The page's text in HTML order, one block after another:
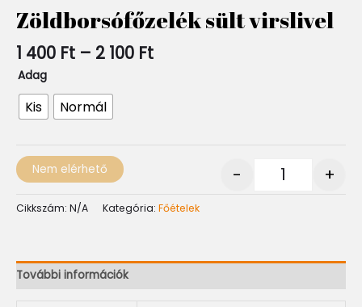
Zöldborsófőzelék sült virslivel
1 400 Ft – 2 100 Ft
400 Ft
-
2
Adag
Kis Normál
- +
Nem elérhető
Cikkszám: N/A Kategória: Főételek
További információk